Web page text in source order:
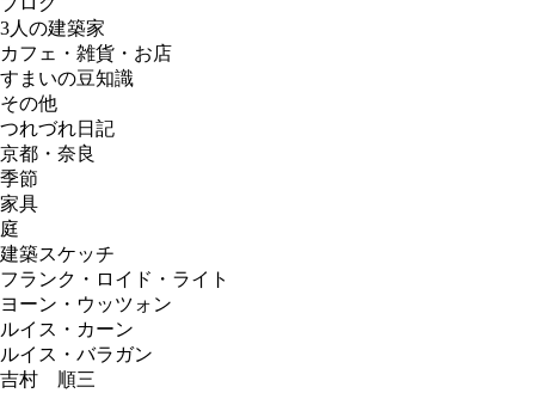
3人の建築家
カフェ・雑貨・お店
すまいの豆知識
その他
つれづれ日記
京都・奈良
季節
家具
庭
建築スケッチ
フランク・ロイド・ライト
ヨーン・ウッツォン
ルイス・カーン
ルイス・バラガン
吉村 順三